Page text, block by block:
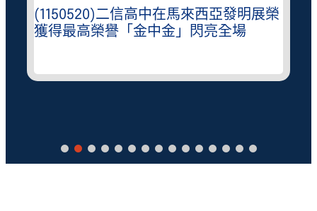
(1150520)二信高中在馬來西亞發明展榮
獲得最高榮譽「金中金」閃亮全場